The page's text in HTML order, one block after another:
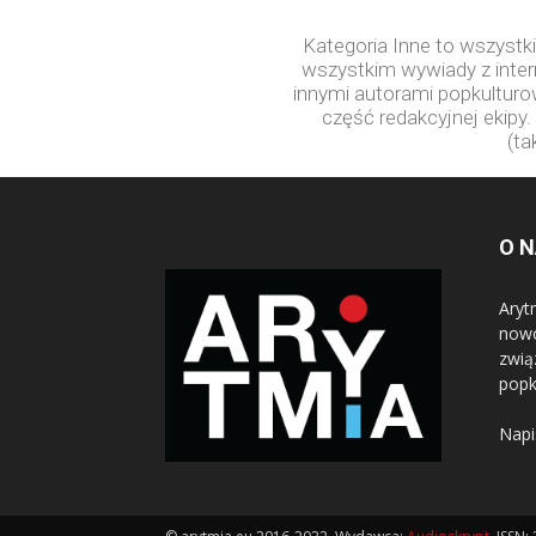
Kategoria Inne to
wszystkim wywiady z
innymi autorami
część redakcyjnej
O